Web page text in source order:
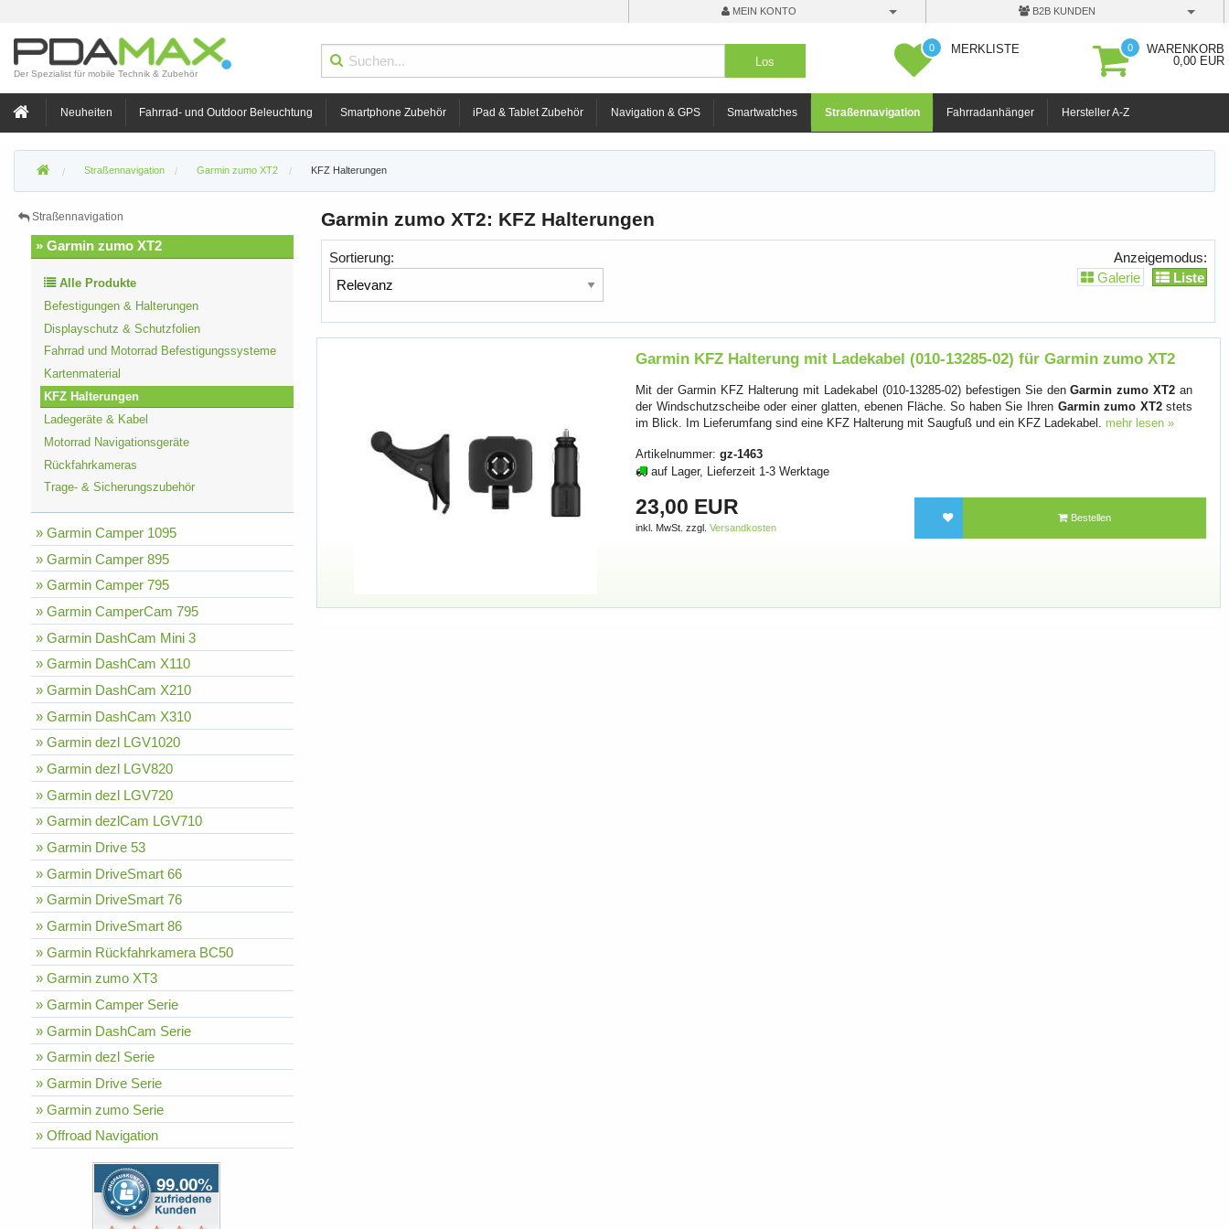
MEIN KONTO B2B KUNDEN
Der Spezialist für mobile Technik & Zubehör
0 MERKLISTE 0
WARENKORB
0,00 EUR
Neuheiten Fahrrad- und Outdoor Beleuchtung Smartphone Zubehör iPad & Tablet Zubehör Navigation & GPS Smartwatches Straßennavigation Fahrradanhänger Hersteller A-Z
Straßennavigation Garmin zumo XT2 KFZ Halterungen
Garmin zumo XT2: KFZ Halterungen
Sortierung:
Anzeigemodus:
Galerie
Liste
Garmin KFZ Halterung mit Ladekabel (010-13285-02) für Garmin zumo XT2
Mit der Garmin KFZ Halterung mit Ladekabel (010-13285-02) befestigen Sie denGarmin zumo XT2 an
der Windschutzscheibe oder einer glatten, ebenen Fläche. So haben Sie Ihren Garmin zumo XT2stets
im Blick. Im Lieferumfang sind eine KFZ Halterung mit Saugfuß und ein KFZ Ladekabel. mehr lesen »
Artikelnummer:gz-1463
auf Lager, Lieferzeit 1-3 Werktage
23,00 EUR
inkl. MwSt. zzgl.Versandkosten
Bestellen
Straßennavigation
» Garmin zumo XT2
Alle Produkte
Befestigungen & Halterungen
Displayschutz & Schutzfolien
Fahrrad und Motorrad Befestigungssysteme
Kartenmaterial
KFZ Halterungen
Ladegeräte & Kabel
Motorrad Navigationsgeräte
Rückfahrkameras
Trage- & Sicherungszubehör
» Garmin Camper 1095
» Garmin Camper 895
» Garmin Camper 795
» Garmin CamperCam 795
» Garmin DashCam Mini 3
» Garmin DashCam X110
» Garmin DashCam X210
» Garmin DashCam X310
» Garmin dezl LGV1020
» Garmin dezl LGV820
» Garmin dezl LGV720
» Garmin dezlCam LGV710
» Garmin Drive 53
» Garmin DriveSmart 66
» Garmin DriveSmart 76
» Garmin DriveSmart 86
» Garmin Rückfahrkamera BC50
» Garmin zumo XT3
» Garmin Camper Serie
» Garmin DashCam Serie
» Garmin dezl Serie
» Garmin Drive Serie
» Garmin zumo Serie
» Offroad Navigation